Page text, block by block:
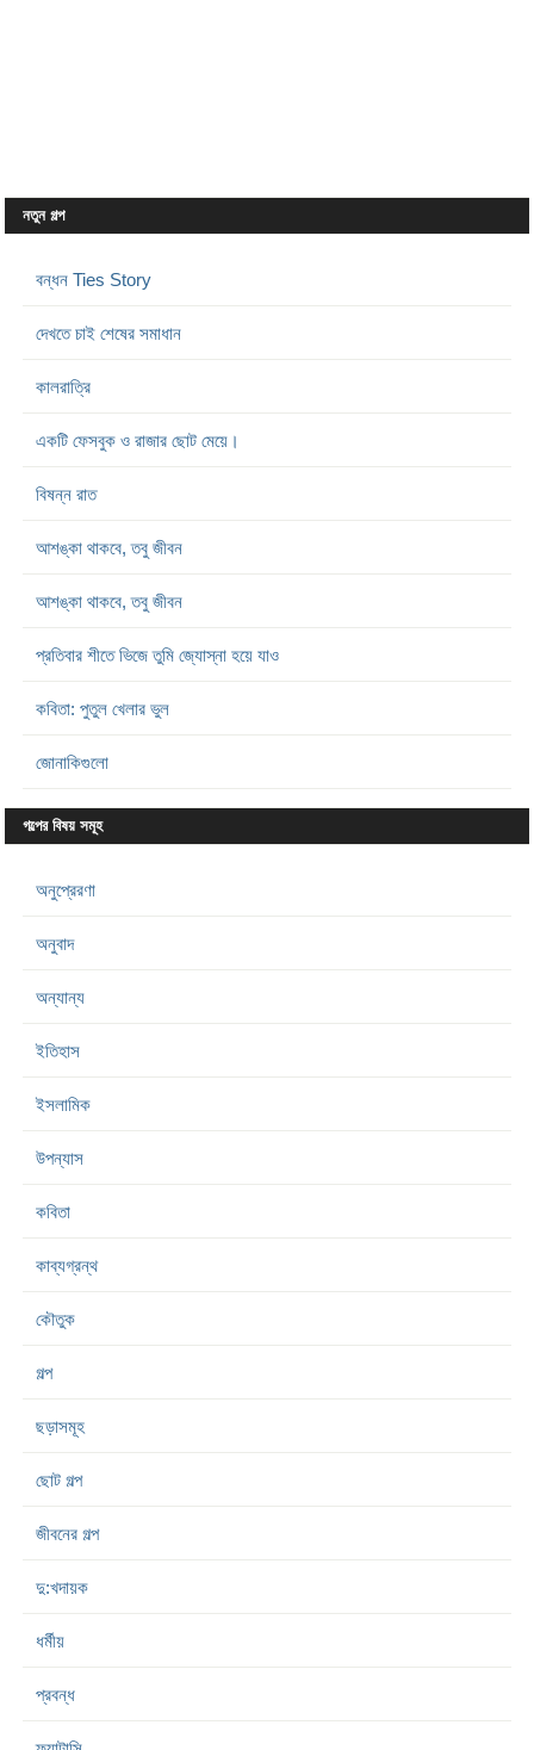
নতুন গল্প
বন্ধন Ties Story
দেখতে চাই শেষের সমাধান
কালরাত্রি
একটি ফেসবুক ও রাজার ছোট মেয়ে।
বিষন্ন রাত
আশঙ্কা থাকবে, তবু জীবন
আশঙ্কা থাকবে, তবু জীবন
প্রতিবার শীতে ভিজে তুমি জ্যোস্না হয়ে যাও
কবিতা: পুতুল খেলার ভুল
জোনাকিগুলো
গল্পের বিষয় সমূহ
অনুপ্রেরণা
অনুবাদ
অন্যান্য
ইতিহাস
ইসলামিক
উপন্যাস
কবিতা
কাব্যগ্রন্থ
কৌতুক
গল্প
ছড়াসমূহ
ছোট গল্প
জীবনের গল্প
দু:খদায়ক
ধর্মীয়
প্রবন্ধ